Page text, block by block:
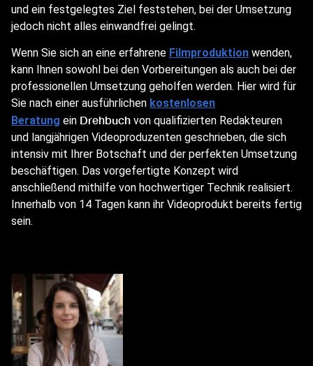
und ein festgelegtes Ziel feststehen, bei der Umsetzung
jedoch nicht alles einwandfrei gelingt.
Wenn Sie sich an eine erfahrene Filmproduktion wenden,
kann Ihnen sowohl bei den Vorbereitungen als auch bei der
professionellen Umsetzung geholfen werden. Hier wird für
Sie nach einer ausführlichen kostenlosen
Beratung ein Drehbuch von qualifizierten Redakteuren
und langjährigen Videoproduzenten geschrieben, die sich
intensiv mit Ihrer Botschaft und der perfekten Umsetzung
beschäftigen. Das vorgefertigte Konzept wird
anschließend mithilfe von hochwertiger Technik realisiert.
Innerhalb von 14 Tagen kann ihr Videoprodukt bereits fertig
sein.